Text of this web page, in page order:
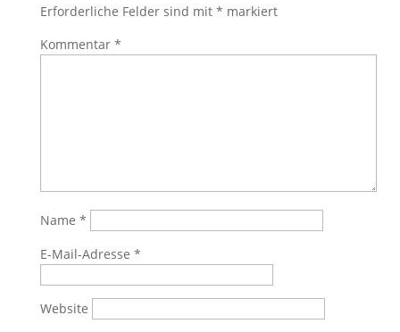
Erforderliche Felder sind mit * markiert
Kommentar *
Name *
E-Mail-Adresse *
Website